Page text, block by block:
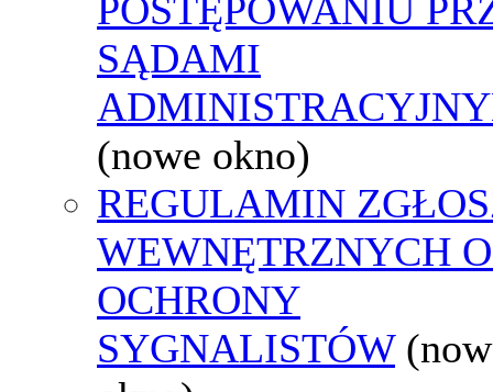
POSTĘPOWANIU
SĄDAMI
(nowe okno)
REGULAMIN
WEWNĘTRZNYCH
OCHRONY
SYGNALISTÓW